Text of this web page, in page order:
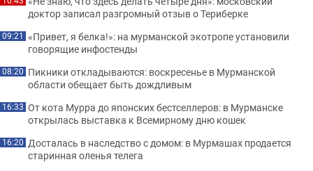
доктор записал разгромный отзыв о Териберке
09:21 «Привет, я белка!»: на мурманской экотропе установили
говорящие инфостенды
08:20 Пикники откладываются: воскресенье в Мурманской
области обещает быть дождливым
16:33 От кота Мурра до японских бестселлеров: в Мурманске
открылась выставка к Всемирному дню кошек
16:20 Досталась в наследство с домом: в Мурмашах продается
старинная оленья телега